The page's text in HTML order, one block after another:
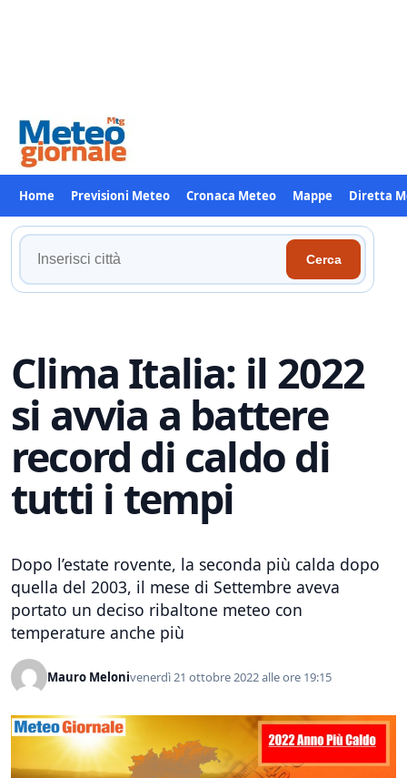
Home Previsioni Meteo Cronaca Meteo Mappe Diretta
Cerca
tua
Cerca
Clima Italia: il 2022
si avvia a battere
record di caldo di
tutti i tempi
Dopo l’estate rovente, la seconda più calda dopo
quella del 2003, il mese di Settembre aveva
portato un deciso ribaltone meteo con
temperature anche più
Mauro Melonivenerdì 21 ottobre 2022 alle ore 19:15